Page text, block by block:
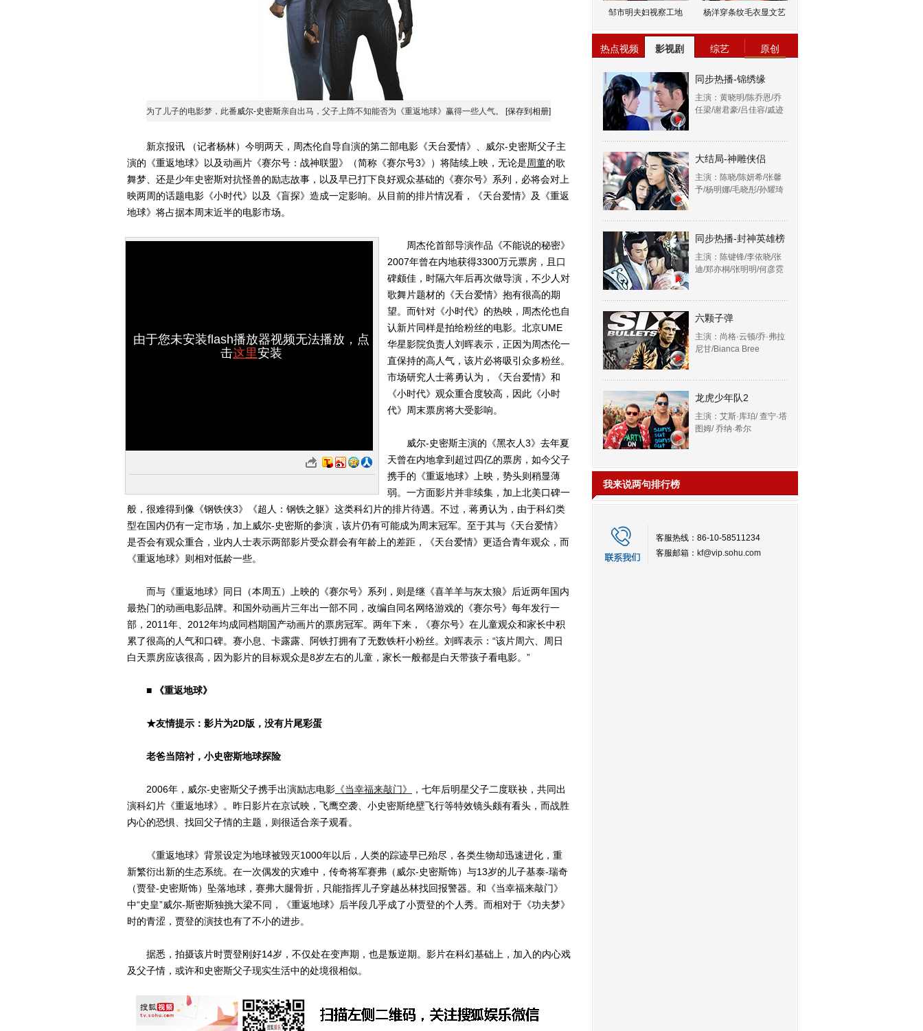
为了儿子的电影梦，此番威尔-史密斯亲自出马，父子上阵不知能否为《重返地球》赢得一些人气。 [保存到相册]
新京报讯 （记者杨林）今明两天，周杰伦自导自演的第二部电影《天台爱情》、威尔-史密斯父子主
演的《重返地球》以及动画片《赛尔号：战神联盟》（简称《赛尔号3》）将陆续上映，无论是周董的歌
舞梦、还是少年史密斯对抗怪兽的励志故事，以及早已打下良好观众基础的《赛尔号》系列，必将会对上
映两周的话题电影《小时代》以及《盲探》造成一定影响。从目前的排片情况看，《天台爱情》及《重返
地球》将占据本周末近半的电影市场。
由于您未安装flash播放器视频无法播放，点
击这里安装
周杰伦首部导演作品《不能说的秘密》
2007年曾在内地获得3300万元票房，且口
碑颇佳，时隔六年后再次做导演，不少人对
歌舞片题材的《天台爱情》抱有很高的期
望。而针对《小时代》的热映，周杰伦也自
认新片同样是拍给粉丝的电影。北京UME
华星影院负责人刘晖表示，正因为周杰伦一
直保持的高人气，该片必将吸引众多粉丝。
市场研究人士蒋勇认为，《天台爱情》和
《小时代》观众重合度较高，因此《小时
代》周末票房将大受影响。
威尔-史密斯主演的《黑衣人3》去年夏
天曾在内地拿到超过四亿的票房，如今父子
携手的《重返地球》上映，势头则稍显薄
弱。一方面影片并非续集，加上北美口碑一
般，很难得到像《钢铁侠3》《超人：钢铁之躯》这类科幻片的排片待遇。不过，蒋勇认为，由于科幻类
型在国内仍有一定市场，加上威尔-史密斯的参演，该片仍有可能成为周末冠军。至于其与《天台爱情》
是否会有观众重合，业内人士表示两部影片受众群会有年龄上的差距，《天台爱情》更适合青年观众，而
《重返地球》则相对低龄一些。
而与《重返地球》同日（本周五）上映的《赛尔号》系列，则是继《喜羊羊与灰太狼》后近两年国内
最热门的动画电影品牌。和国外动画片三年出一部不同，改编自同名网络游戏的《赛尔号》每年发行一
部，2011年、2012年均成同档期国产动画片的票房冠军。两年下来，《赛尔号》在儿童观众和家长中积
累了很高的人气和口碑。赛小息、卡露露、阿铁打拥有了无数铁杆小粉丝。刘晖表示：“该片周六、周日
白天票房应该很高，因为影片的目标观众是8岁左右的儿童，家长一般都是白天带孩子看电影。”
■ 《重返地球》
★友情提示：影片为2D版，没有片尾彩蛋
老爸当陪衬，小史密斯地球探险
2006年，威尔-史密斯父子携手出演励志电影 《当幸福来敲门》
，七年后明星父子二度联袂，共同出
演科幻片《重返地球》。昨日影片在京试映，飞鹰空袭、小史密斯绝壁飞行等特效镜头颇有看头，而战胜
内心的恐惧、找回父子情的主题，则很适合亲子观看。
《重返地球》背景设定为地球被毁灭1000年以后，人类的踪迹早已殆尽，各类生物却迅速进化，重
新繁衍出新的生态系统。在一次偶发的灾难中，传奇将军赛弗（威尔-史密斯饰）与13岁的儿子基泰-瑞奇
（贾登-史密斯饰）坠落地球，赛弗大腿骨折，只能指挥儿子穿越丛林找回报警器。和《当幸福来敲门》
中“史皇”威尔-斯密斯独挑大梁不同，《重返地球》后半段几乎成了小贾登的个人秀。而相对于《功夫梦》
时的青涩，贾登的演技也有了不小的进步。
据悉，拍摄该片时贾登刚好14岁，不仅处在变声期，也是叛逆期。影片在科幻基础上，加入的内心戏
及父子情，或许和史密斯父子现实生活中的处境很相似。
邹市明夫妇视察工地 杨洋穿条纹毛衣显文艺
热点视频 影视剧 综艺 原创
同步热播-锦绣缘
主演：黄晓明/陈乔恩/乔
任梁/谢君豪/吕佳容/戚迹
大结局-神雕侠侣
主演：陈晓/陈妍希/张馨
予/杨明娜/毛晓彤/孙耀琦
同步热播-封神英雄榜
主演：陈键锋/李依晓/张
迪/郑亦桐/张明明/何彦霓
六颗子弹
主演：尚格·云顿/乔·弗拉
尼甘/Bianca Bree
龙虎少年队2
主演：艾斯·库珀/ 查宁·塔
图姆/ 乔纳·希尔
我来说两句排行榜
客服热线：86-10-58511234
客服邮箱： kf@vip.sohu.com